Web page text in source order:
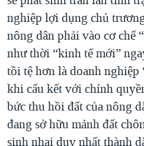
nghiệp lợi dụng chủ
nông dân phải vào cơ chế
như thời “kinh tế mới”
tồi tệ hơn là doanh nghiệp
khi cấu kết với chính
bức thu hồi đất của nông
đang sở hữu mảnh đất
sinh nhai duy nhất thành